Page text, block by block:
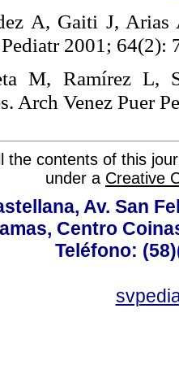
A, Gaiti J,
2001; 64(2):
M, Ramírez L,
Arch Venez Puer
the contents of this
under a Creative
Av. San
Centro
Teléfono: